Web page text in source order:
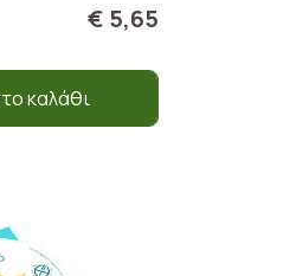
€ 5,65
καλάθι